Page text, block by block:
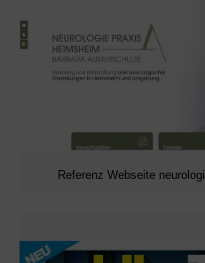
Referenz Webseite